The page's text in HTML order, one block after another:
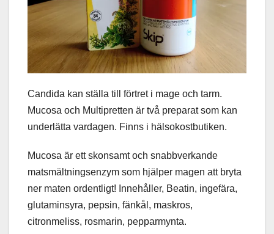
Candida kan ställa till förtret i mage och tarm.
Mucosa och Multipretten är två preparat som kan
underlätta vardagen. Finns i hälsokostbutiken.
Mucosa är ett skonsamt och snabbverkande
matsmältningsenzym som hjälper magen att bryta
ner maten ordentligt! Innehåller, Beatin, ingefära,
glutaminsyra, pepsin, fänkål, maskros,
citronmeliss, rosmarin, pepparmynta.